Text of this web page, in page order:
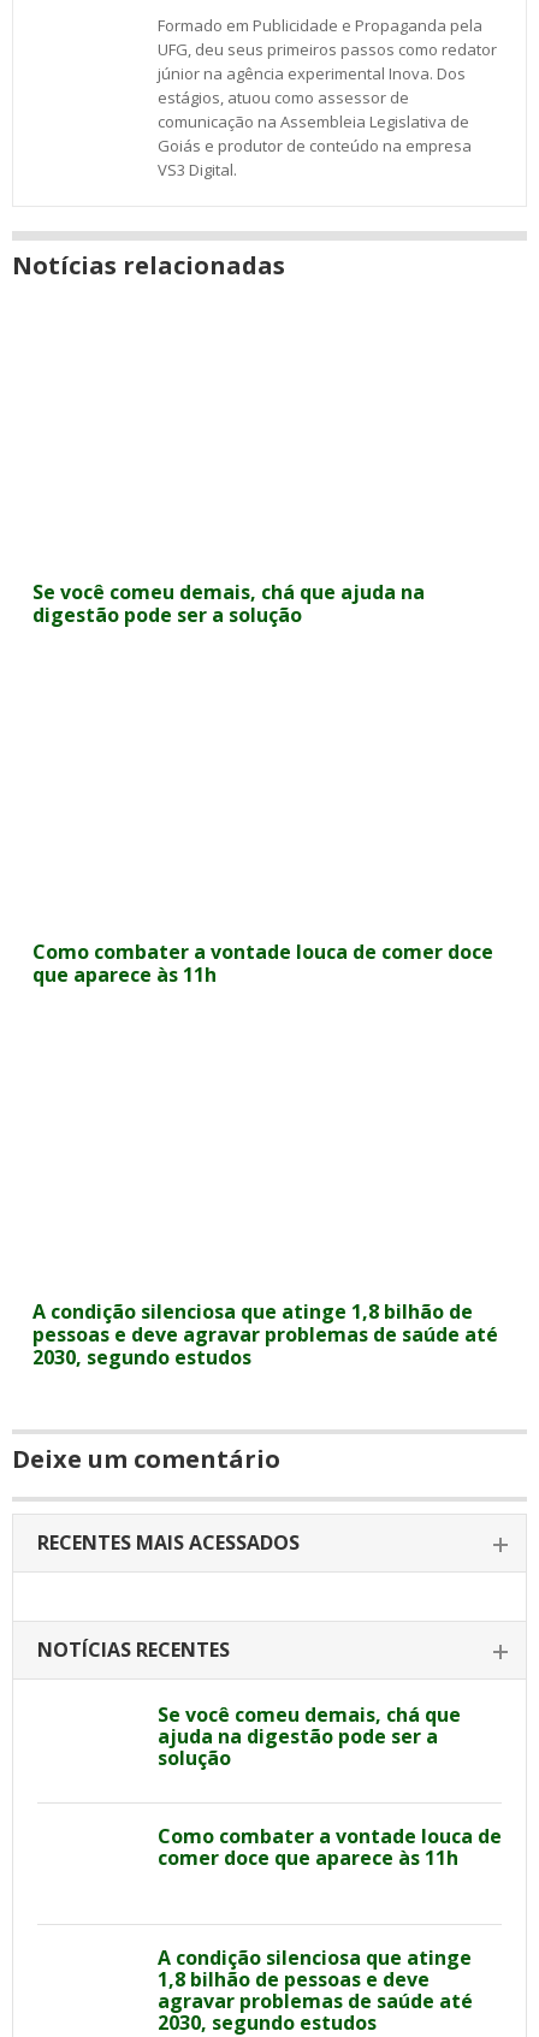
Formado em Publicidade e Propaganda pela
UFG, deu seus primeiros passos como redator
júnior na agência experimental Inova. Dos
estágios, atuou como assessor de
comunicação na Assembleia Legislativa de
Goiás e produtor de conteúdo na empresa
VS3 Digital.
Notícias relacionadas
Se você comeu demais, chá que ajuda na
digestão pode ser a solução
Como combater a vontade louca de comer doce
que aparece às 11h
A condição silenciosa que atinge 1,8 bilhão de
pessoas e deve agravar problemas de saúde até
2030, segundo estudos
Deixe um comentário
RECENTES MAIS ACESSADOS
NOTÍCIAS RECENTES
Se você comeu demais, chá que
ajuda na digestão pode ser a
solução
Como combater a vontade louca de
comer doce que aparece às 11h
A condição silenciosa que atinge
1,8 bilhão de pessoas e deve
agravar problemas de saúde até
2030, segundo estudos